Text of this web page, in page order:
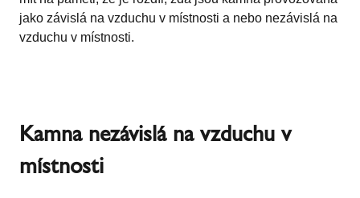
jako závislá na vzduchu v místnosti a nebo nezávislá na
vzduchu v místnosti.
Kamna nezávislá na vzduchu v
místnosti